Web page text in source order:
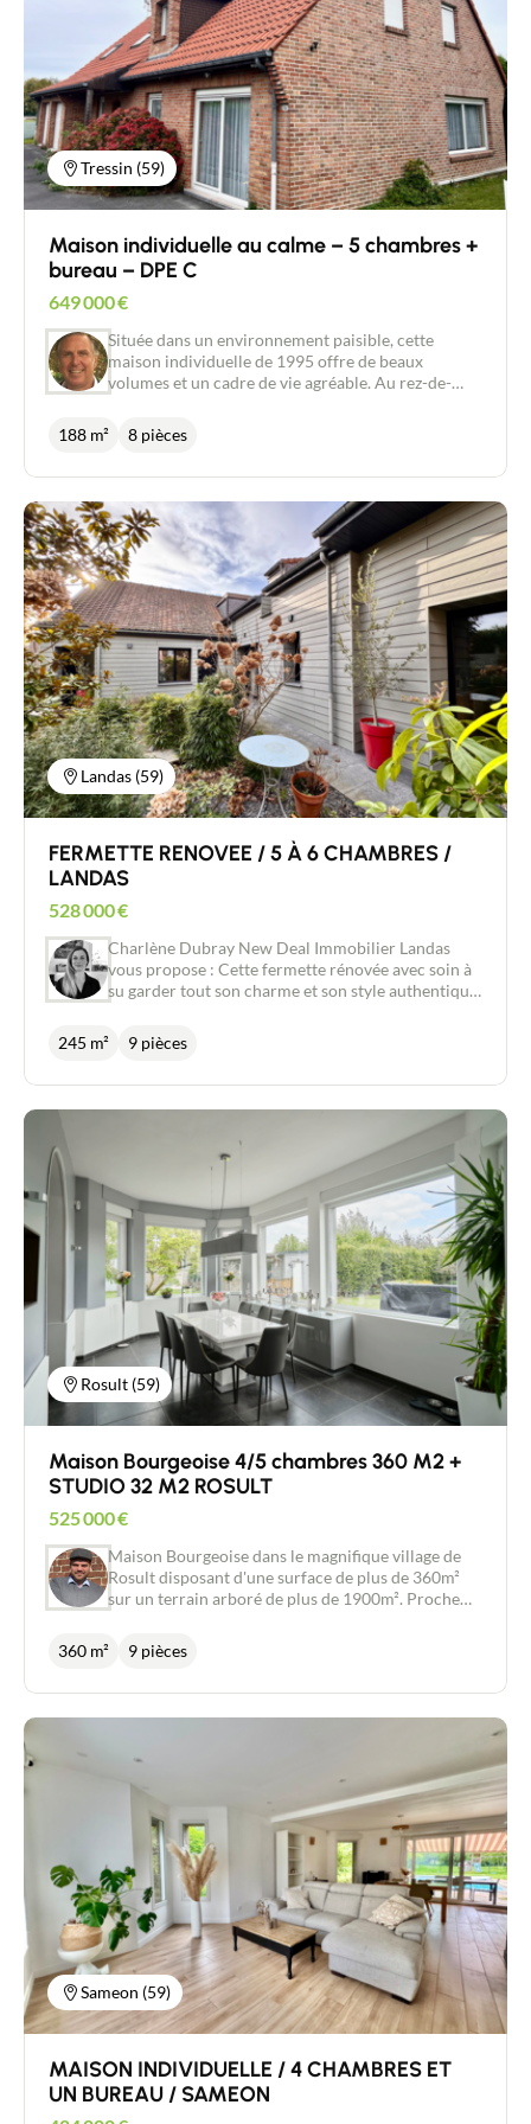
Climatisation réversible Système de récupération
d’eau de pluie
Tressin (59)
Maison individuelle au calme – 5 chambres +
bureau – DPE C
649 000€
Située dans un environnement paisible, cette
maison individuelle de 1995 offre de beaux
volumes et un cadre de vie agréable. Au rez-de-
Une grande pièce de vie lumineuse avec cuisine
ouverte (environ 50 m²) Deux chambres Une salle
m² Une seconde salle de bain Les atouts :
Environnement calme et recherché 5 chambres +
bureau : idéal pour une grande famille ou le
télétravail DPE classé C Grand garage de 60 m²
avec deux portes sectionnelles Cave de 10 m²
Climatisation réversible Système de récupération
d’eau de pluie
188 m² 8 pièces
Landas (59)
FERMETTE RENOVEE / 5 À 6 CHAMBRES /
LANDAS
528 000€
Charlène Dubray New Deal Immobilier Landas
vous propose : Cette fermette rénovée avec soin à
su garder tout son charme et son style authentique.
ou pour une famille grâce à son potentiel de 6
chambres (possibilité de semi plain pied) Une
découvrirez ensuite la vaste pièce de vie lumineuse
de plus de 55m2 disposant d'un espace salon TV à
part. Une cuisine à l'esprit authentique tout en
étant pratique vous offre une très jolie vue sur un
patio arboré et fleuri. Attenant à la cuisine vous
disposerez d'une vaste buanderie accueillant une
douche. A l'étage un vaste palier dessert 5
chambres, une salle de bain avec douche et
baignoire et un WC. Côté jardin, la parcelle de plus
de 1900m2 dispose d'une grange en partie
transformée en un agréable préau/terrasse vous
promettant de belles réceptions en famille ou entre
amis. Un atelier fermé complète cet espace. Aucun
vis à vis. Un portail vous permet de rentrer vos
voitures dans une allée.
245 m² 9 pièces
Rosult (59)
Maison Bourgeoise 4/5 chambres 360 M2 +
STUDIO 32 M2 ROSULT
525 000€
Maison Bourgeoise dans le magnifique village de
Rosult disposant d'une surface de plus de 360m²
sur un terrain arboré de plus de 1900m². Proche
(Bus et gare SNCF accessibles à pied, accès
autoroute en moins de 5 minutes). Le rez-de-
baignent donc de lumière. Vous trouverez une salle
à manger de 26 m2 avec ce Bow Windows, une
cuisine ouverte et bien équipée de 17 m2, une
arrière cuisine y est attenant et un salon de 53m2
pouvant offrir un espace détente et/ou repas très
lumineux. Une extension de 100 m2 disposant de
plusieurs espaces répondra à tous vos besoins et
peut être aménagée à votre convenance (salle de
jeux, salle de sport, buanderie, espace couture,
espace musique, etc. …) Au 1er étage ce sont 3
belles chambres dont une suite parentale avec
dressing et salle de bain qui vous attendent. Vous
trouverez également une salle de douche avec
étage. Le deuxième étage accueil une grande
chambre de 25 m2 avec ces poutres apparentes, et
360 m² 9 pièces
Sameon (59)
MAISON INDIVIDUELLE / 4 CHAMBRES ET
UN BUREAU / SAMEON